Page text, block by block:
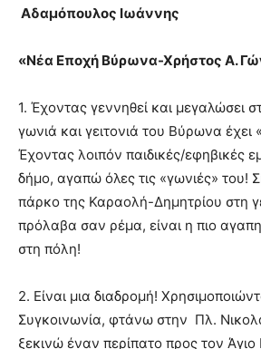
Αδαµόπουλος Ιωάννης
«Νέα Εποχή Βύρωνα-Χρήστος Α.
1. Έχοντας γεννηθεί και μεγαλώσει
γωνιά και γειτονιά του Βύρωνα έχει
Έχοντας λοιπόν παιδικές/εφηβικές
δήμο, αγαπώ όλες τις «γωνιές» του!
πάρκο της Καραoλή-Δημητρίου στη
πρόλαβα σαν ρέμα, είναι η πιο
στη πόλη!
2. Είναι μια διαδρομή!
Συγκοινωνία, φτάνω στην Πλ.
ξεκινώ έναν περίπατο προς τον Άγιο